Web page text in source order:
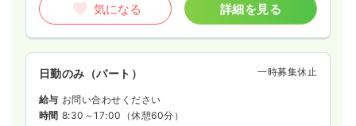
気になる 詳細を見る
日勤のみ（パート） 一時募集休止
給与 お問い合わせください
時間 8:30～17:00 （休憩60分）